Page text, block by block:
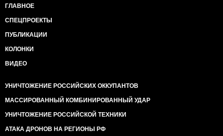
ГЛАВНОЕ
СПЕЦПРОЕКТЫ
ПУБЛИКАЦИИ
КОЛОНКИ
ВИДЕО
УНИЧТОЖЕНИЕ РОССИЙСКИХ ОККУПАНТОВ
МАССИРОВАННЫЙ КОМБИНИРОВАННЫЙ УДАР
УНИЧТОЖЕНИЕ РОССИЙСКОЙ ТЕХНИКИ
АТАКА ДРОНОВ НА РЕГИОНЫ РФ